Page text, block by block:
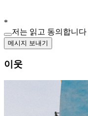
*
저는 읽고 동의합니다
메시지 보내기
이웃